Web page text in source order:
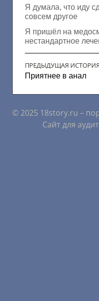
Я думала, что иду
совсем другое
Я пришёл на
нестандартное
ПРЕДЫДУЩАЯ ИСТОРИЯ
Приятнее в анал
© 2025 18story.ru –
Сайт для